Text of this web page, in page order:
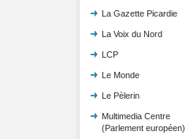
La Gazette Picardie
La Voix du Nord
LCP
Le Monde
Le Pèlerin
Multimedia Centre
(Parlement européen)